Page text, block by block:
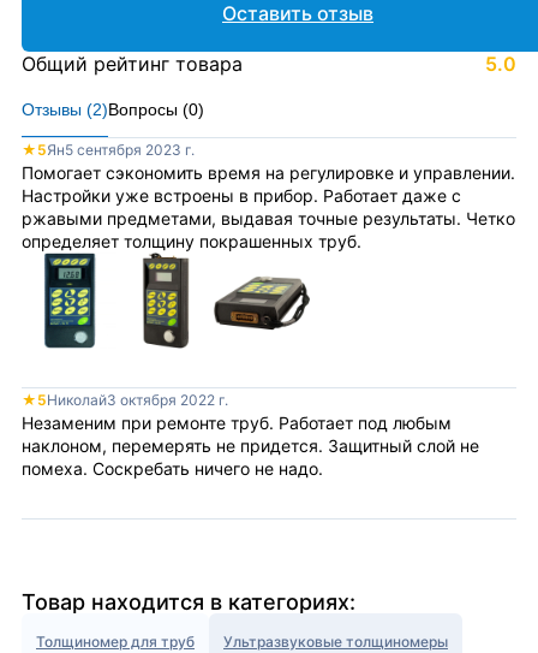
Отзывы (2)Вопросы (0)
★ 5Ян5 сентября 2023 г.
Помогает сэкономить время на регулировке и управлении.
Настройки уже встроены в прибор. Работает даже с
ржавыми предметами, выдавая точные результаты. Четко
определяет толщину покрашенных труб.
★ 5Николай3 октября 2022 г.
Незаменим при ремонте труб. Работает под любым
наклоном, перемерять не придется. Защитный слой не
помеха. Соскребать ничего не надо.
Оставить отзыв
Общий рейтинг товара 5.0
Товар находится в категориях:
Толщиномер для труб Ультразвуковые толщиномеры